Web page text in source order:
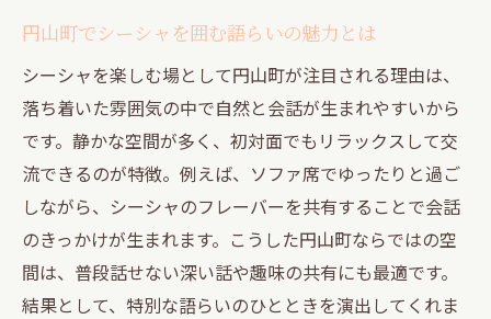
円山町でシーシャを囲む語らいの魅力とは
シーシャを楽しむ場として円山町が注目される理由は、
落ち着いた雰囲気の中で自然と会話が生まれやすいから
です。静かな空間が多く、初対面でもリラックスして交
流できるのが特徴。例えば、ソファ席でゆったりと過ご
しながら、シーシャのフレーバーを共有することで会話
のきっかけが生まれます。こうした円山町ならではの空
間は、普段話せない深い話や趣味の共有にも最適です。
結果として、特別な語らいのひとときを演出してくれま